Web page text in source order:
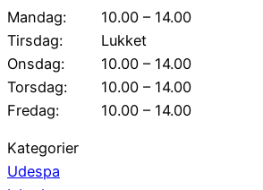
Mandag:
10.00 – 14.00
Tirsdag:
Lukket
Onsdag:
10.00 – 14.00
Torsdag:
10.00 – 14.00
Fredag:
10.00 – 14.00
Kategorier
Udespa